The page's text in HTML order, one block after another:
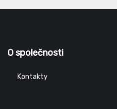
O společnosti
Kontakty